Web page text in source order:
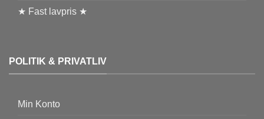
★ Fast lavpris ★
POLITIK & PRIVATLIV
Min Konto